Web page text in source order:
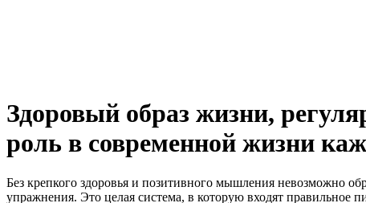
Здоровый образ жизни,
роль в современной жизни
Без крепкого здоровья и позитивного мышления невозможно
упражнения. Это целая система, в которую входят